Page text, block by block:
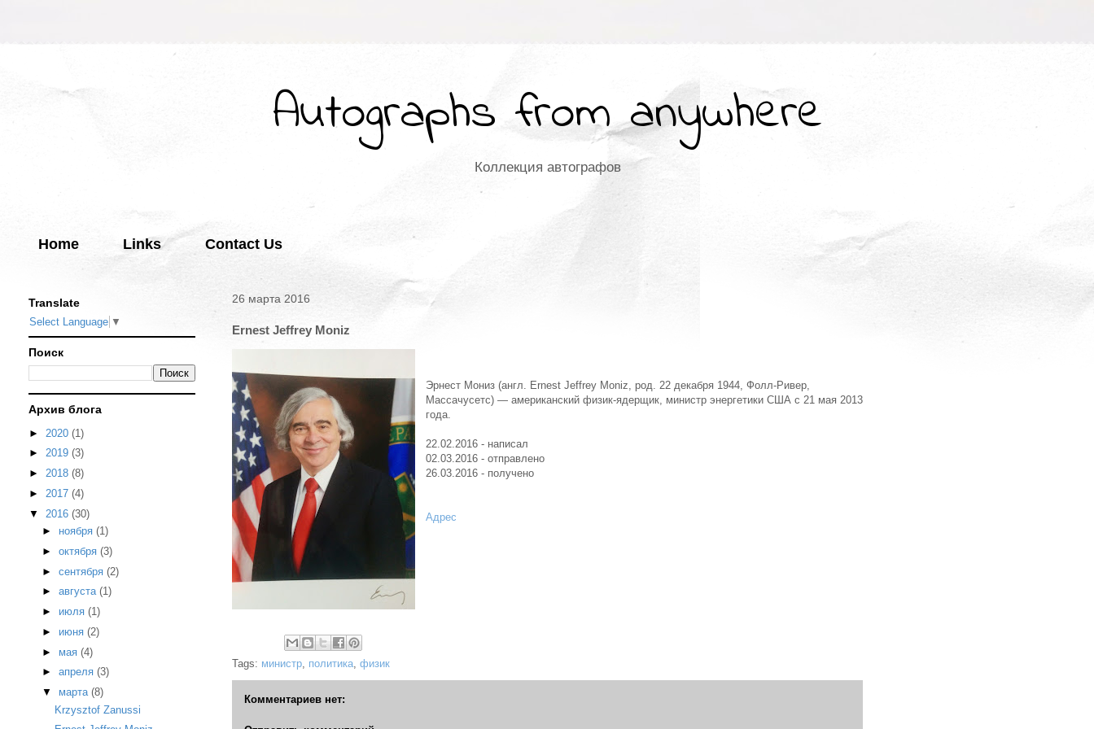
Autographs from anywhere
Коллекция автографов
Home Links Contact Us
26 марта 2016
Ernest Jeffrey Moniz
Эрнест Мониз (англ. Ernest Jeffrey Moniz, род. 22 декабря 1944, Фолл-Ривер,
Массачусетс) — американский физик-ядерщик, министр энергетики США с 21 мая 2013
года.
22.02.2016 - написал
02.03.2016 - отправлено
26.03.2016 - получено
Адрес
Tags: министр, политика, физик
Комментариев нет:
Translate
Select Language ▼
Поиск
Архив блога
► 2020 (1)
► 2019 (3)
► 2018 (8)
► 2017 (4)
▼ 2016 (30)
► ноября (1)
► октября (3)
► сентября (2)
► августа (1)
► июля (1)
► июня (2)
► мая (4)
► апреля (3)
▼ марта (8)
Krzysztof Zanussi